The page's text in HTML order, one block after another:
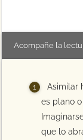
Acompañe la
Asimilar
es plano
que lo